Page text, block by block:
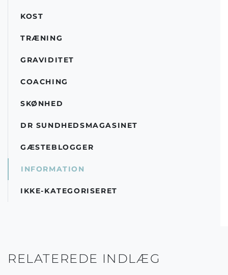
KOST
TRÆNING
GRAVIDITET
COACHING
SKØNHED
DR SUNDHEDSMAGASINET
GÆSTEBLOGGER
INFORMATION
IKKE-KATEGORISERET
RELATEREDE INDLÆG